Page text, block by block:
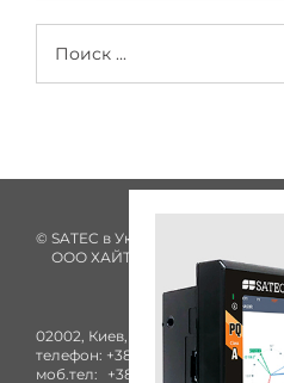
поиска:
© SATEC в Украине с 2002 года
ООО ХАЙТЕК ЭНЕРГИЯ
02002, Киев, ул. Комбинатная, 25А
телефон: +38 (044) 332-84-27
моб.тел:
+38 (050) 753-40-93